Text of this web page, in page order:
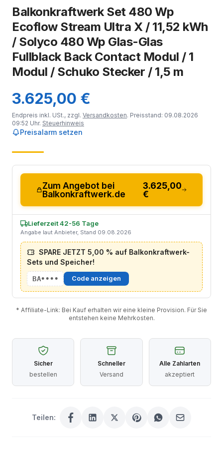
Balkonkraftwerk Set 480 Wp
Ecoflow Stream Ultra X / 11,52 kWh
/ Solyco 480 Wp Glas-Glas
Fullblack Back Contact Modul / 1
Modul / Schuko Stecker / 1,5 m
3.625,00 €
Endpreis inkl. USt., zzgl. Versandkosten. Preisstand: 09.08.2026
09:52 Uhr. Steuerhinweis
Preisalarm setzen
Zum Angebot bei
Balkonkraftwerk.de
3.625,00
€
Lieferzeit 42-56 Tage
Angabe laut Anbieter, Stand 09.08.2026
SPARE JETZT 5,00 % auf Balkonkraftwerk-
Sets und Speicher!
BA•••• Code anzeigen
* Affiliate-Link: Bei Kauf erhalten wir eine kleine Provision. Für Sie
entstehen keine Mehrkosten.
Sicher
bestellen
Schneller
Versand
Alle Zahlarten
akzeptiert
Teilen: